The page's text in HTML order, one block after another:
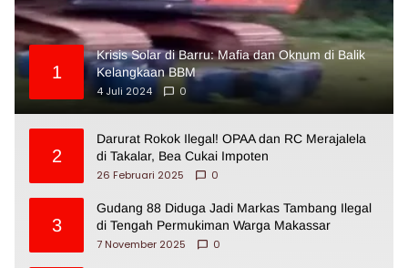
1
Krisis Solar di Barru: Mafia dan Oknum di Balik
Kelangkaan BBM
4 Juli 2024
0
2
Darurat Rokok Ilegal! OPAA dan RC Merajalela
di Takalar, Bea Cukai Impoten
26 Februari 2025
0
3
Gudang 88 Diduga Jadi Markas Tambang Ilegal
di Tengah Permukiman Warga Makassar
7 November 2025
0